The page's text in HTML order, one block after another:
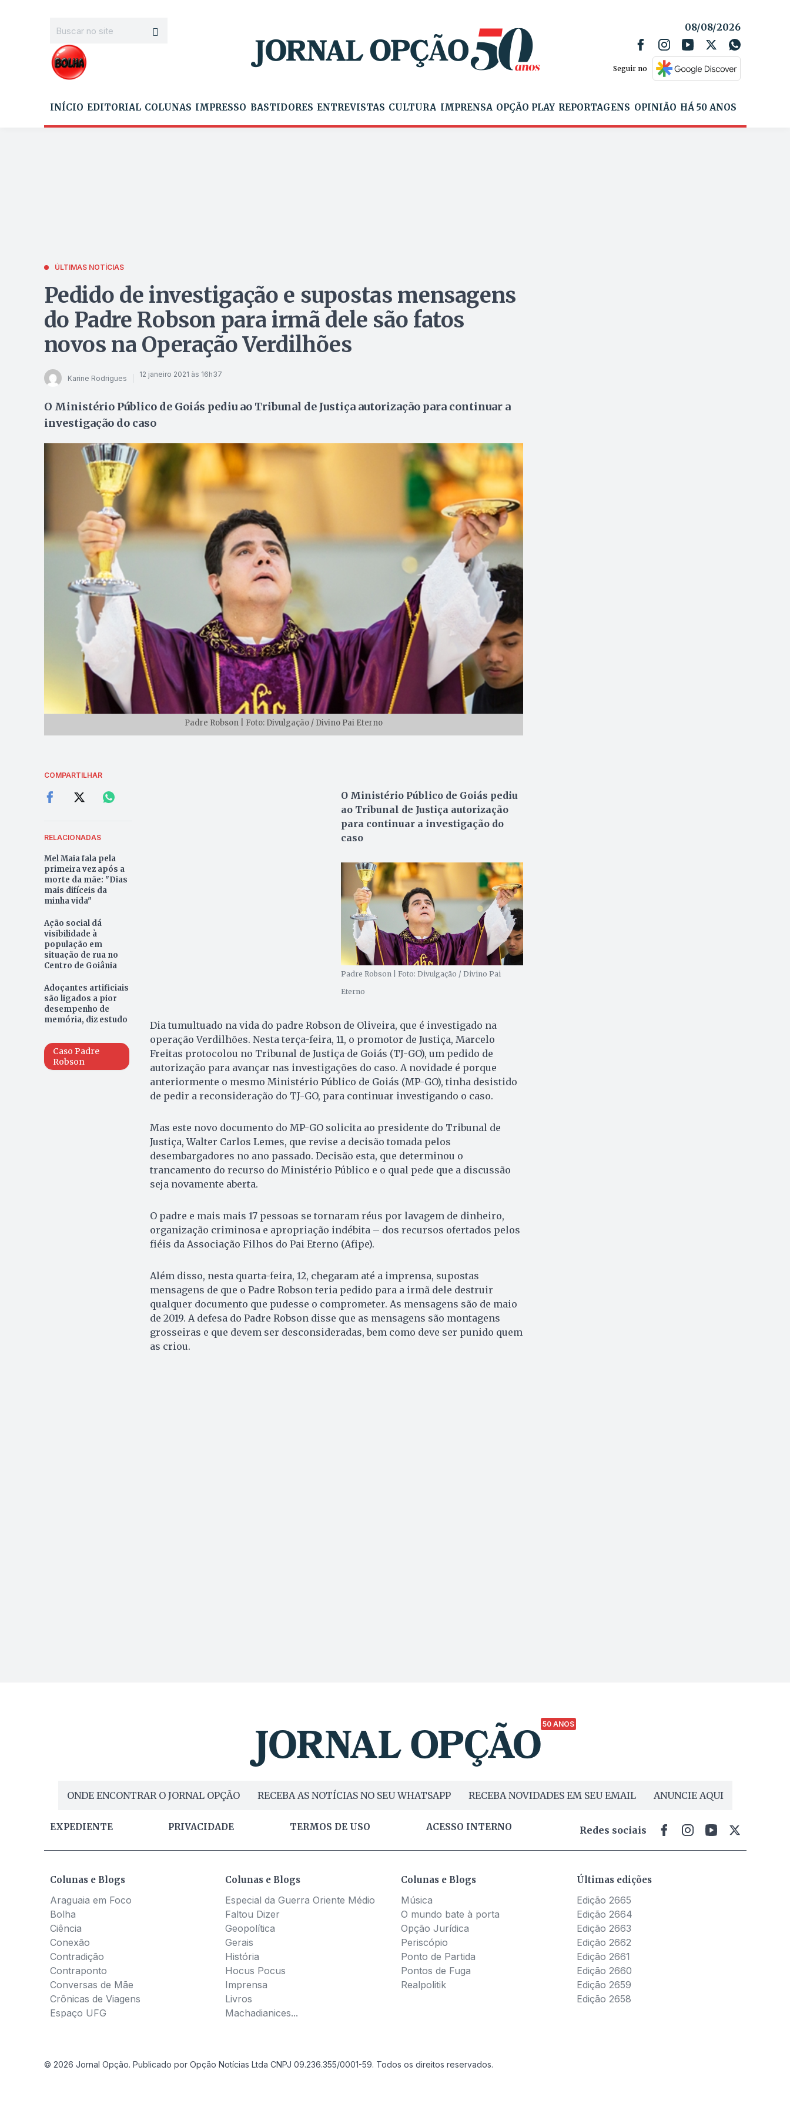
08/08/2026
Seguir no
INÍCIO EDITORIAL COLUNAS IMPRESSO BASTIDORES ENTREVISTAS CULTURA IMPRENSA OPÇÃO PLAY REPORTAGENS OPINIÃO HÁ 50 ANOS
ÚLTIMAS NOTÍCIAS
Pedido de investigação e supostas mensagens
do Padre Robson para irmã dele são fatos
novos na Operação Verdilhões
Karine Rodrigues 12 janeiro 2021 às 16h37
O Ministério Público de Goiás pediu ao Tribunal de Justiça autorização para continuar a
investigação do caso
Padre Robson | Foto: Divulgação / Divino Pai Eterno
COMPARTILHAR
RELACIONADAS
Mel Maia fala pela
primeira vez após a
morte da mãe: "Dias
mais difíceis da
minha vida"
Ação social dá
visibilidade à
população em
situação de rua no
Centro de Goiânia
Adoçantes artificiais
são ligados a pior
desempenho de
memória, diz estudo
Caso Padre
Robson
O Ministério Público de Goiás pediu
ao Tribunal de Justiça autorização
para continuar a investigação do
caso
Padre Robson | Foto: Divulgação / Divino Pai
Eterno
Dia tumultuado na vida do padre Robson de Oliveira, que é investigado na
operação Verdilhões. Nesta terça-feira, 11, o promotor de Justiça, Marcelo
Freitas protocolou no Tribunal de Justiça de Goiás (TJ-GO), um pedido de
autorização para avançar nas investigações do caso. A novidade é porque
anteriormente o mesmo Ministério Público de Goiás (MP-GO), tinha desistido
de pedir a reconsideração do TJ-GO, para continuar investigando o caso.
Mas este novo documento do MP-GO solicita ao presidente do Tribunal de
Justiça, Walter Carlos Lemes, que revise a decisão tomada pelos
desembargadores no ano passado. Decisão esta, que determinou o
trancamento do recurso do Ministério Público e o qual pede que a discussão
seja novamente aberta.
O padre e mais mais 17 pessoas se tornaram réus por lavagem de dinheiro,
organização criminosa e apropriação indébita – dos recursos ofertados pelos
fiéis da Associação Filhos do Pai Eterno (Afipe).
Além disso, nesta quarta-feira, 12, chegaram até a imprensa, supostas
mensagens de que o Padre Robson teria pedido para a irmã dele destruir
qualquer documento que pudesse o comprometer. As mensagens são de maio
de 2019. A defesa do Padre Robson disse que as mensagens são montagens
grosseiras e que devem ser desconsideradas, bem como deve ser punido quem
as criou.
50 ANOS
ONDE ENCONTRAR O JORNAL OPÇÃO RECEBA AS NOTÍCIAS NO SEU WHATSAPP RECEBA NOVIDADES EM SEU EMAIL ANUNCIE AQUI
EXPEDIENTE PRIVACIDADE TERMOS DE USO ACESSO INTERNO Redes sociais
Colunas e Blogs
Araguaia em Foco
Bolha
Ciência
Conexão
Contradição
Contraponto
Conversas de Mãe
Crônicas de Viagens
Espaço UFG
Colunas e Blogs
Especial da Guerra Oriente Médio
Faltou Dizer
Geopolítica
Gerais
História
Hocus Pocus
Imprensa
Livros
Machadianices...
Colunas e Blogs
Música
O mundo bate à porta
Opção Jurídica
Periscópio
Ponto de Partida
Pontos de Fuga
Realpolitik
Últimas edições
Edição 2665
Edição 2664
Edição 2663
Edição 2662
Edição 2661
Edição 2660
Edição 2659
Edição 2658
© 2026 Jornal Opção. Publicado por Opção Notícias Ltda CNPJ 09.236.355/0001-59. Todos os direitos reservados.